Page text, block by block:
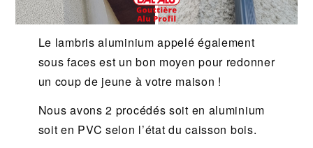
Le lambris aluminium appelé également
sous faces est un bon moyen pour redonner
un coup de jeune à votre maison !
Nous avons 2 procédés soit en aluminium
soit en PVC selon l’état du caisson bois.